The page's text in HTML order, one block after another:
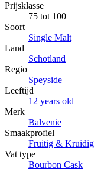
Prijsklasse
75 tot 100
Soort
Single Malt
Land
Schotland
Regio
Speyside
Leeftijd
12 years old
Merk
Balvenie
Smaakprofiel
Fruitig & Kruidig
Vat type
Bourbon Cask